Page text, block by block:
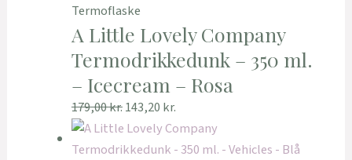
Termoflaske
A Little Lovely Company
Termodrikkedunk – 350 ml.
– Icecream – Rosa
179,00kr.143,20 kr.